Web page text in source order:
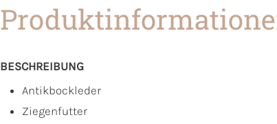
BESCHREIBUNG
Antikbockleder
Ziegenfutter